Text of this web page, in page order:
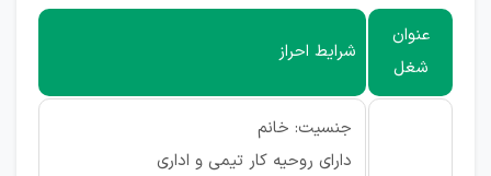
عنوان
شغل
شرایط احراز
جنسیت: خانم
دارای روحیه کار تیمی و اداری